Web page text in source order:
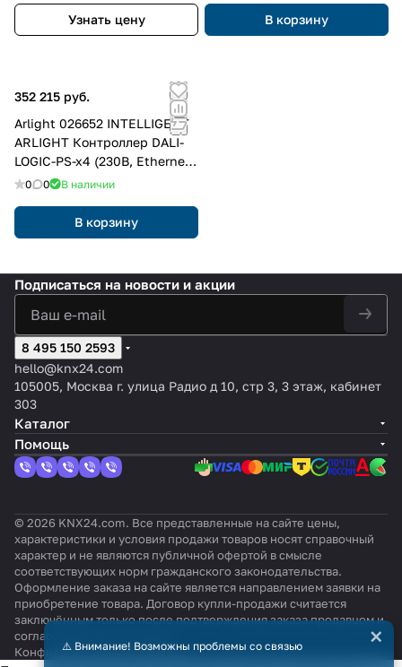
Узнать цену В корзину
352 215 руб.
Arlight 026652 INTELLIGENT
ARLIGHT Контроллер DALI-
LOGIC-PS-x4 (230B, Ethernet)
(IARL, -)
0 0 В наличии
В корзину
Подписаться на новости и акции
8 495 150 2593
hello@knx24.com
105005, Москва г. улица Радио д 10, стр 3, 3 этаж, кабинет
303
Каталог
Помощь
© 2026 KNX24.com. Все представленные на сайте цены,
характеристики и условия продажи товаров носят справочный
характер и не являются публичной офертой в смысле
соответствующих норм гражданского законодательства.
Оформление заказа на сайте является направлением заявки на
приобретение товара. Договор купли-продажи считается
заключённым только после подтверждения заказа продавцом и
согласования всех условий.
КонфиденциальностьОферта
⚠️ Внимание! Возможны проблемы со связью
×